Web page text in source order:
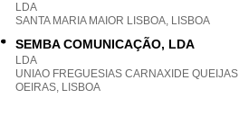
LDA
SANTA MARIA MAIOR LISBOA, LISBOA
SEMBA COMUNICAÇÃO, LDA
LDA
UNIAO FREGUESIAS CARNAXIDE QUEIJAS
OEIRAS, LISBOA